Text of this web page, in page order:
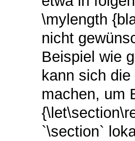
\mylength
nicht
Beispiel wie
kann sich
machen, um
`\section`